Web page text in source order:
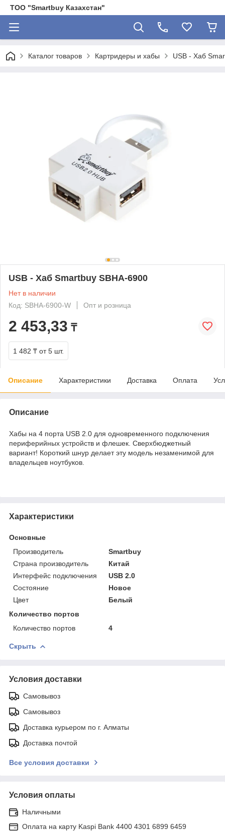
ТОО "Smartbuy Казахстан"
Каталог товаров Картридеры и хабы USB - Xaб
USB - Xaб Smartbuy SBHA-6900
Нет в наличии
Код: SBHA-6900-W
Опт и розница
2 453,33 ₸
1 482 ₸ от 5 шт.
Описание Характеристики Доставка Оплата
Описание
Хабы на 4 порта USB 2.0 для одновременного подключения
периферийных устройств и флешек. Сверхбюджетный
вариант! Короткий шнур делает эту модель незаменимой для
владельцев ноутбуков.
Характеристики
Основные
Производитель
Smartbuy
Страна производитель
Китай
Интерфейс подключения
USB 2.0
Состояние
Новое
Цвет
Белый
Количество портов
Количество портов
4
Скрыть
Условия доставки
Самовывоз
Самовывоз
Доставка курьером по г. Алматы
Доставка почтой
Все условия доставки
Условия оплаты
Наличными
Оплата на карту Kaspi Bank 4400 4301 6899 6459